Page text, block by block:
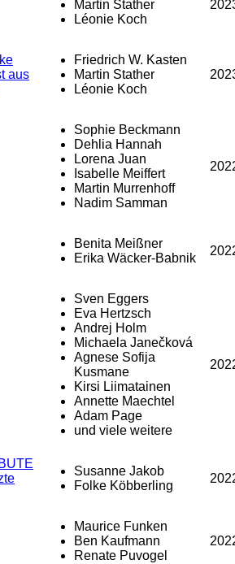
Martin Stather
Léonie Koch
aus
Friedrich W. Kasten
Martin Stather
Léonie Koch
Sophie Beckmann
Dehlia Hannah
Lorena Juan
Isabelle Meiffert
Martin Murrenhoff
Nadim Samman
Benita Meißner
Erika Wäcker-Babnik
Sven Eggers
Eva Hertzsch
Andrej Holm
Michaela Janečková
Agnese Sofija
Kusmane
Kirsi Liimatainen
Annette Maechtel
Adam Page
und viele weitere
Susanne Jakob
Folke Köbberling
Maurice Funken
Ben Kaufmann
Renate Puvogel